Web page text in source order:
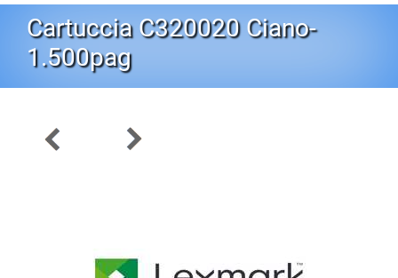
Cartuccia C320020 Ciano-
1.500pag